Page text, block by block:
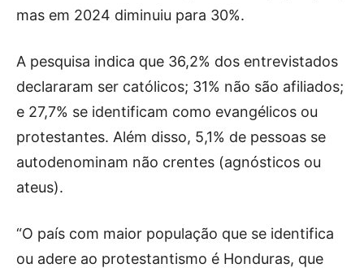
mas em 2024 diminuiu para 30%.
A pesquisa indica que 36,2% dos entrevistados
declararam ser católicos; 31% não são afiliados;
e 27,7% se identificam como evangélicos ou
protestantes. Além disso, 5,1% de pessoas se
autodenominam não crentes (agnósticos ou
ateus).
“O país com maior população que se identifica
ou adere ao protestantismo é Honduras, que